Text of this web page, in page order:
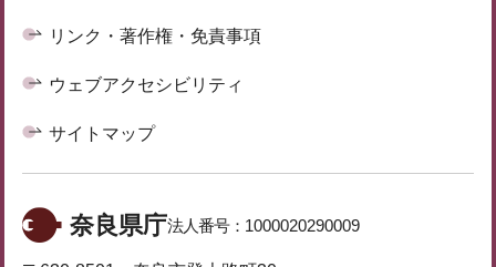
リンク・著作権・免責事項
ウェブアクセシビリティ
サイトマップ
奈良県庁法人番号： 1000020290009